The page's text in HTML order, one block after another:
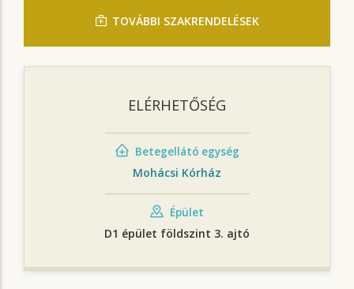
TOVÁBBI SZAKRENDELÉSEK
ELÉRHETŐSÉG
Betegellátó egység
Mohácsi Kórház
Épület
D1 épület földszint 3. ajtó